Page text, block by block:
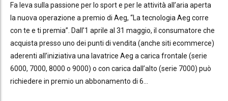
Fa leva sulla passione per lo sport e per le attività all’aria aperta
la nuova operazione a premio di Aeg, “La tecnologia Aeg corre
con te e ti premia”. Dall’1 aprile al 31 maggio, il consumatore che
acquista presso uno dei punti di vendita (anche siti ecommerce)
aderenti all’iniziativa una lavatrice Aeg a carica frontale (serie
6000, 7000, 8000 o 9000) o con carica dall’alto (serie 7000) può
richiedere in premio un abbonamento di 6...